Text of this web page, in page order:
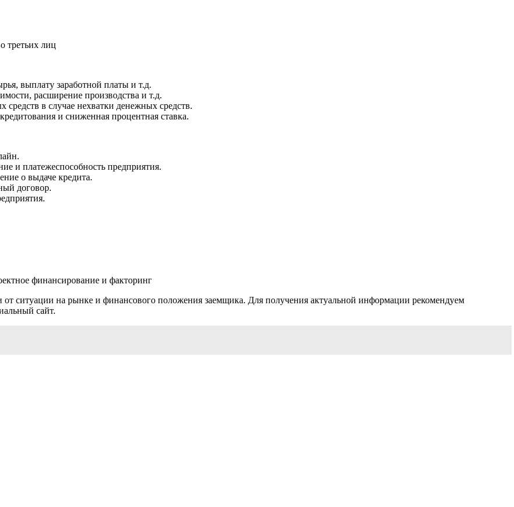
третьих лиц
выплату заработной платы и т.д.
расширение производства и т.д.
в случае нехватки денежных средств.
и сниженная процентная ставка.
и платежеспособность предприятия.
о выдаче кредита.
договор.
финансирование и факторинг
от ситуации на рынке и финансового положения заемщика. Для получения актуальной информации рекомендуем
сайт.